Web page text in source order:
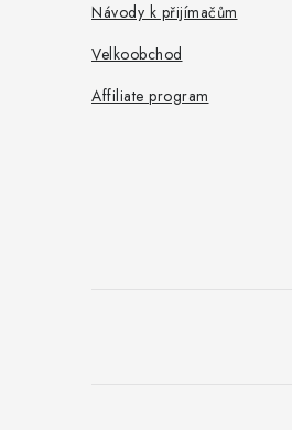
Návody k přijímačům
Velkoobchod
Affiliate program